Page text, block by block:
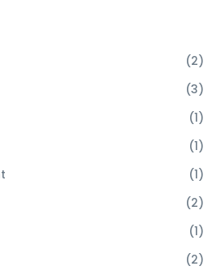
(2)
(3)
(1)
(1)
(1)
(2)
(1)
(2)